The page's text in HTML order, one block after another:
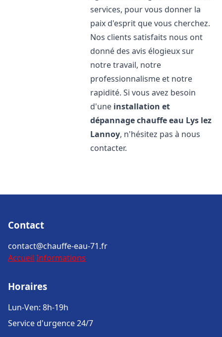
services, pour vous donner la
paix d'esprit que vous cherchez.
Nos clients satisfaits nous ont
donné des avis élogieux sur
notre travail, notre
professionnalisme et notre
rapidité. Si vous avez besoin
d'une installation et
dépannage chauffe eau Lys lez
Lannoy, n'hésitez pas à nous
contacter.
Contact
contact@chauffe-eau-71.fr
Accueil Informations
Horaires
Lun-Ven: 8h-19h
Service d'urgence 24/7